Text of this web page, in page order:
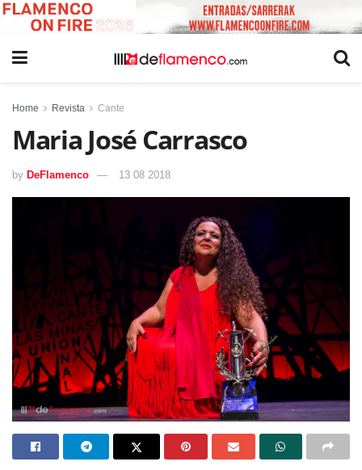
Home Revista Cante
Maria José Carrasco
by DeFlamenco 13 08 2018